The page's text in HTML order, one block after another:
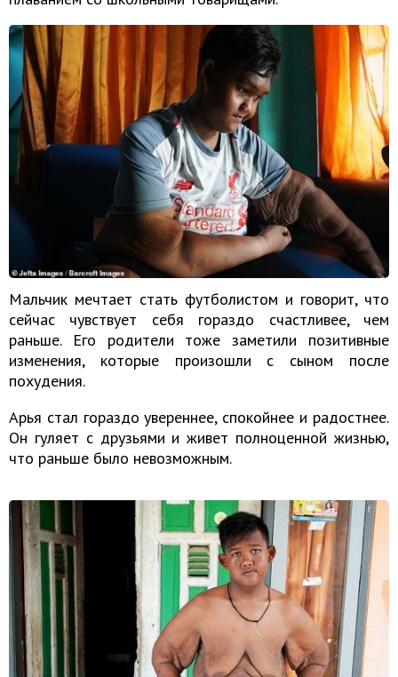
Мальчик мечтает стать футболистом и говорит, что
сейчас чувствует себя гораздо счастливее, чем
раньше. Его родители тоже заметили позитивные
изменения, которые произошли с сыном после
похудения.
Арья стал гораздо увереннее, спокойнее и радостнее.
Он гуляет с друзьями и живет полноценной жизнью,
что раньше было невозможным.